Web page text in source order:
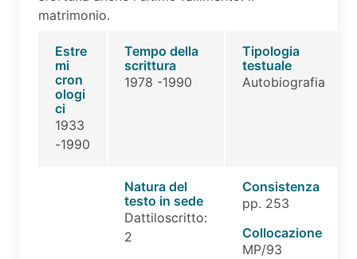
matrimonio.
Estre
mi
cron
ologi
ci
1933
-1990
Tempo della
scrittura
1978 -1990
Tipologia
testuale
Autobiografia
Natura del
testo in sede
Dattiloscritto:
2
Consistenza
pp. 253
Collocazione
MP/93